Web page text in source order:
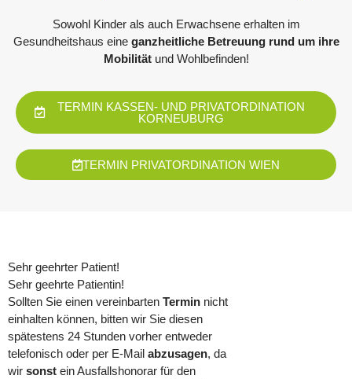
Sowohl Kinder als auch Erwachsene erhalten im
Gesundheitshaus eine ganzheitliche Betreuung rund um ihre
Mobilitätund Wohlbefinden!
TERMIN KASSEN- UND PRIVATORDINATION
KORNEUBURG
TERMIN PRIVATORDINATION WIEN
Sehr geehrter Patient!
Sehr geehrte Patientin!
Sollten Sie einen vereinbarten Termin nicht
einhalten können, bitten wir Sie diesen
spätestens 24 Stunden vorher entweder
telefonisch oder per E-Mail abzusagen, da
wir sonst ein Ausfallshonorar für den